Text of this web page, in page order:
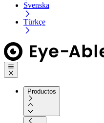
Svenska
Türkçe
Productos